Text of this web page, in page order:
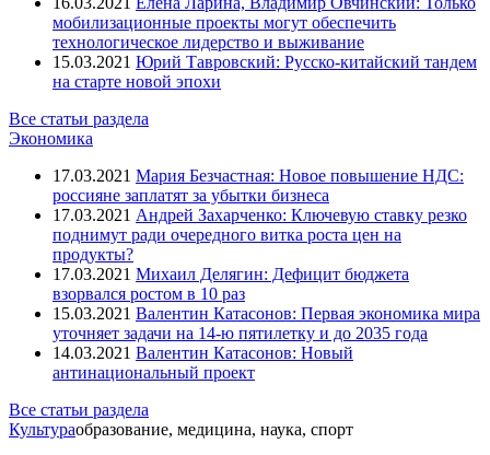
мобилизационные проекты могут обеспечить
технологическое лидерство и выживание
15.03.2021 Юрий Тавровский: Русско-китайский тандем
на старте новой эпохи
Все статьи раздела
Экономика
17.03.2021 Мария Безчастная: Новое повышение НДС:
россияне заплатят за убытки бизнеса
17.03.2021 Андрей Захарченко: Ключевую ставку резко
поднимут ради очередного витка роста цен на
продукты?
17.03.2021 Михаил Делягин: Дефицит бюджета
взорвался ростом в 10 раз
15.03.2021 Валентин Катасонов: Первая экономика мира
уточняет задачи на 14-ю пятилетку и до 2035 года
14.03.2021 Валентин Катасонов: Новый
антинациональный проект
Все статьи раздела
Культураобразование, медицина, наука, спорт